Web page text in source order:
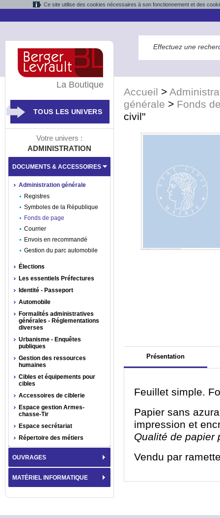
Ce site utilise des cookies nécessaires à son fonctionnement et des
Accueil >
générale > Fonds
civil"
Présentation
Feuillet simple.
Papier sans
impression et
Qualité de papier
Vendu par
La Boutique
TOUS LES UNIVERS
Votre univers :
ADMINISTRATION
DOCUMENTS & ACCESSOIRES
Administration générale
Registres
Symboles de la République
Fonds de page
Courrier
Envois en recommandé
Gestion du parc automobile
Élections
Les essentiels Préfectures
Identité - Passeport
Automobile
Formalités administratives
générales - Réglementations
diverses
Urbanisme - Enquêtes
publiques
Gestion des ressources
humaines
Cibles et équipements pour
cibles
Accessoires de ciblerie
Espace gestion Armes-
chasse-Tir
Espace secrétariat
Répertoire des métiers
OUVRAGES
MATÉRIEL INFORMATIQUE